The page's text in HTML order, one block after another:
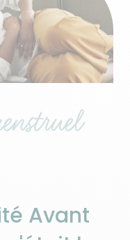
Avant